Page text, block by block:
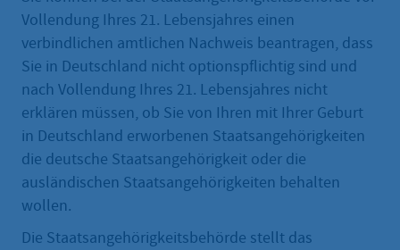
Vollendung Ihres 21. Lebensjahres einen
verbindlichen amtlichen Nachweis beantragen, dass
Sie in Deutschland nicht optionspflichtig sind und
nach Vollendung Ihres 21. Lebensjahres nicht
erklären müssen, ob Sie von Ihren mit Ihrer Geburt
in Deutschland erworbenen Staatsangehörigkeiten
die deutsche Staatsangehörigkeit oder die
ausländischen Staatsangehörigkeiten behalten
wollen.
Die Staatsangehörigkeitsbehörde stellt das